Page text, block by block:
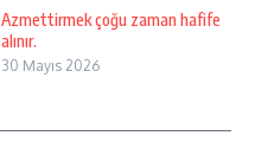
Azmettirmek çoğu zaman hafife
alınır.
30 Mayıs 2026